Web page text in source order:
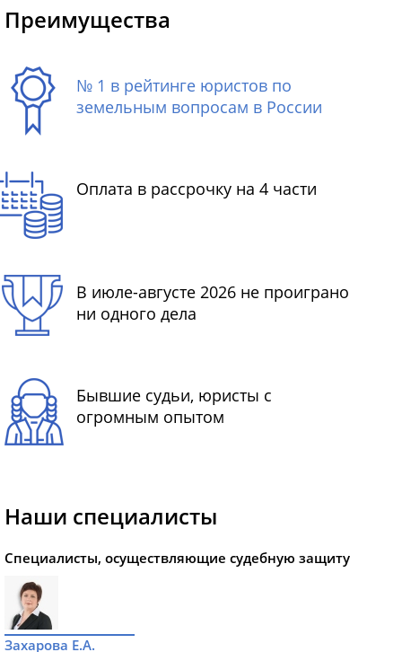
Преимущества
№ 1 в рейтинге юристов по
земельным вопросам в России
Оплата в рассрочку на 4 части
В июле-августе 2026 не проиграно
ни одного дела
Бывшие судьи, юристы с
огромным опытом
Наши специалисты
Специалисты, осуществляющие судебную защиту
Захарова Е.А.